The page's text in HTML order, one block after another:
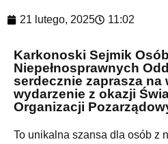
21 lutego, 2025 11:02
Karkonoski Sejmik Osób
Niepełnosprawnych
serdecznie zaprasza na
wydarzenie z okazji
Organizacji
To unikalna szansa dla osób z